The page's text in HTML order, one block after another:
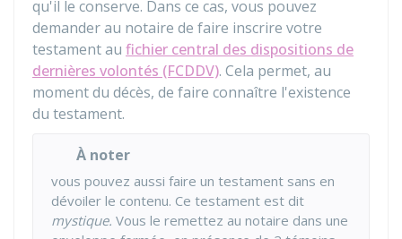
qu'il le conserve. Dans ce cas, vous pouvez
demander au notaire de faire inscrire votre
testament au fichier central des dispositions de
dernières volontés (FCDDV). Cela permet, au
moment du décès, de faire connaître l'existence
du testament.
À noter
vous pouvez aussi faire un testament sans en
dévoiler le contenu. Ce testament est dit
mystique. Vous le remettez au notaire dans une